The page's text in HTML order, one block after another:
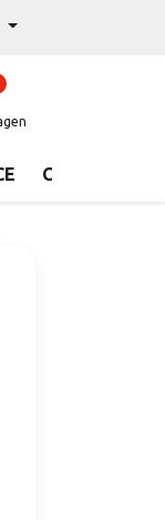
CONTACT